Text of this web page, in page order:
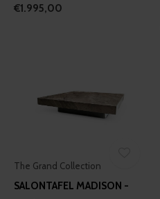
€1.995,00
The Grand Collection
SALONTAFEL MADISON -